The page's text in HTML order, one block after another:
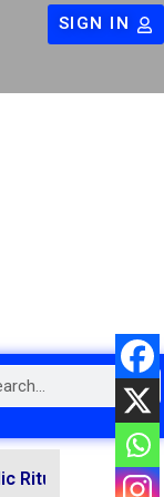
SIGN IN
the Resolution